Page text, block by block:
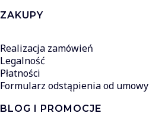
ZAKUPY
Realizacja zamówień
Legalność
Płatności
Formularz odstąpienia od umowy
BLOG I PROMOCJE